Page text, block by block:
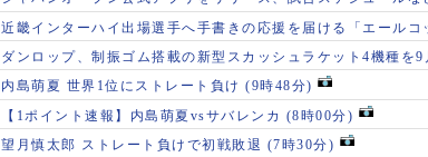
近畿インターハイ出場選手へ手書きの応援を届ける「エールコ
ダンロップ、制振ゴム搭載の新型スカッシュラケット4機種を9
内島萌夏 世界1位にストレート負け (9時48分)
【1ポイント速報】内島萌夏vsサバレンカ (8時00分)
望月慎太郎 ストレート負けで初戦敗退 (7時30分)